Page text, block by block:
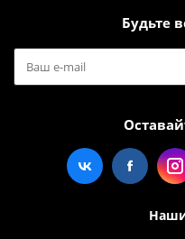
Будьте